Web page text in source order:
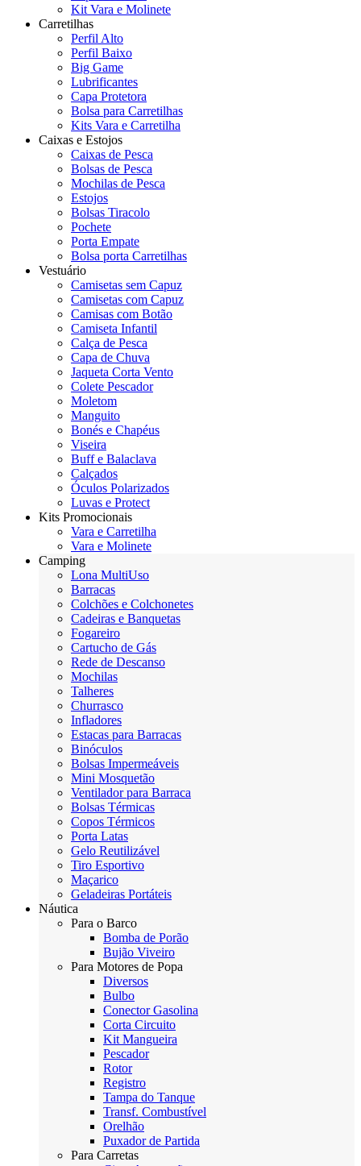
Kit Vara e Molinete
Carretilhas
Perfil Alto
Perfil Baixo
Big Game
Lubrificantes
Capa Protetora
Bolsa para Carretilhas
Kits Vara e Carretilha
Caixas e Estojos
Caixas de Pesca
Bolsas de Pesca
Mochilas de Pesca
Estojos
Bolsas Tiracolo
Pochete
Porta Empate
Bolsa porta Carretilhas
Vestuário
Camisetas sem Capuz
Camisetas com Capuz
Camisas com Botão
Camiseta Infantil
Calça de Pesca
Capa de Chuva
Jaqueta Corta Vento
Colete Pescador
Moletom
Manguito
Bonés e Chapéus
Viseira
Buff e Balaclava
Calçados
Óculos Polarizados
Luvas e Protect
Kits Promocionais
Vara e Carretilha
Vara e Molinete
Camping
Lona MultiUso
Barracas
Colchões e Colchonetes
Cadeiras e Banquetas
Fogareiro
Cartucho de Gás
Rede de Descanso
Mochilas
Talheres
Churrasco
Infladores
Estacas para Barracas
Binóculos
Bolsas Impermeáveis
Mini Mosquetão
Ventilador para Barraca
Bolsas Térmicas
Copos Térmicos
Porta Latas
Gelo Reutilizável
Tiro Esportivo
Maçarico
Geladeiras Portáteis
Náutica
Para o Barco
Bomba de Porão
Bujão Viveiro
Para Motores de Popa
Diversos
Bulbo
Conector Gasolina
Corta Circuito
Kit Mangueira
Pescador
Rotor
Registro
Tampa do Tanque
Transf. Combustível
Orelhão
Puxador de Partida
Para Carretas